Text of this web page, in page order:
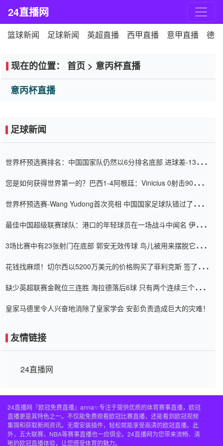
24直播网
篮球新闻 足球新闻 英超直播 西甲直播 意甲直播 德
现在的位置： 首页 > 意丙杯直播
意丙杯直播
足球新闻
世界杯预选赛排名：中国国家队仍然以6分排名底部 进球差-13令人
您是如何获得世界第一的？巴西1-4阿根廷：Vinicius 0射击90分钟
世界杯预选赛-Wang Yudong首次亮相 中国国家足球队错过了世界
最佳中国超级联赛球队：港口的年轻球员在一场战斗中闻名 伊万放
3场比赛中有23张射门在底部 郭安无效传球 鸟儿被用来摆脱它
花钱找麻烦！切尔西以5200万美元的价格购买了菲利克斯 签了7年
缺少英超联赛金靴位三连胜 海拉德落后6球 只有两个连续三个连续
皇家马德里令人兴奋地消除了皇家学会 安彭负责造成巨大的灾难！
友情链接
24直播网
24直播网『欧冠免费直播』anna✨专注于提供优质的体育赛事直播，欧冠
直播更是其特色之一。不仅能免费观看欧冠比赛直播，还能看到欧冠视频
集锦和获取新闻资讯。无需安装插件，轻松就能享受高清的欧冠直播。此
外，五大联赛、NBA等赛事直播也一应俱全。24直播网为您带来流畅、清
晰的欧冠直播体验，让您感受体育的魅力。